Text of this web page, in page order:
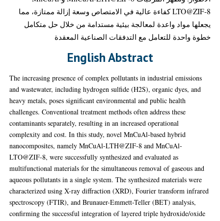
LTO@ZIF-8 كفاءة عالية في الامتصاص وسعة إزالة ممتازة، مما
يجعلها مواد واعدة لمعالجة بيئية مستدامة من خلال حل متكامل
خطوة واحدة للتعامل مع التدفقات الصناعية المعقدة
English Abstract
The increasing presence of complex pollutants in industrial emissions
and wastewater, including hydrogen sulfide (H2S), organic dyes, and
heavy metals, poses significant environmental and public health
challenges. Conventional treatment methods often address these
contaminants separately, resulting in an increased operational
complexity and cost. In this study, novel MnCuAl-based hybrid
nanocomposites, namely MnCuAl-LTH@ZIF-8 and MnCuAl-
LTO@ZIF-8, were successfully synthesized and evaluated as
multifunctional materials for the simultaneous removal of gaseous and
aqueous pollutants in a single system. The synthesized materials were
characterized using X-ray diffraction (XRD), Fourier transform infrared
spectroscopy (FTIR), and Brunauer-Emmett-Teller (BET) analysis,
confirming the successful integration of layered triple hydroxide/oxide